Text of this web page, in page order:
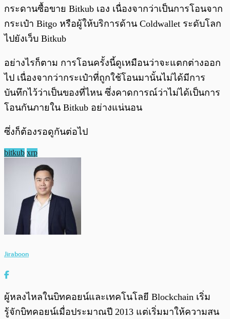
กระดานซื้อขาย Bitkub เอง เนื่องจากว่าเป็นการโอนจาก
กระเป๋า Bitgo หรือผู้ให้บริการด้าน Coldwallet ระดับโลก
ไปยังเว็บ Bitkub
อย่างไรก็ตาม การโอนครั้งนี้ดูเหมือนว่าจะแตกต่างออก
ไป เนื่องจากว่ากระเป๋าที่ถูกใช้โอนมานั้นไม่ได้มีการ
บันทึกไว้ว่าเป็นของที่ไหน ซึ่งคาดการณ์ว่าไม่ได้เป็นการ
โอนกันภายใน Bitkub อย่างแน่นอน
ซึ่งก็ต้องรอดูกันต่อไป
bitkub xrp
Jiraboon
ผู้หลงไหลในบิทคอยน์และเทคโนโลยี Blockchain เริ่ม
รู้จักบิทคอยน์เมื่อประมาณปี 2013 แต่เริ่มมาให้ความสน